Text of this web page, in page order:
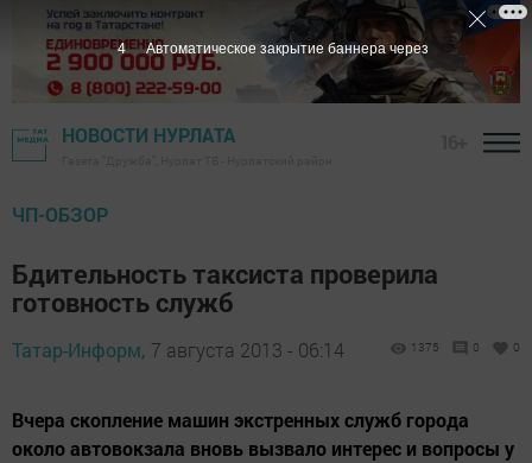
НОВОСТИ НУРЛАТА
ЧП-ОБЗОР
Бдительность таксиста проверила
готовность служб
Татар-Информ, 7 августа 2013 - 06:14 1375 0 0
Вчера скопление машин экстренных служб города
около автовокзала вновь вызвало интерес и вопросы у
3 Автоматическое закрытие баннера через